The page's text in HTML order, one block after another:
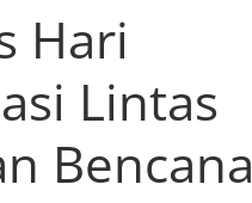
Hari
Lintas
Bencana